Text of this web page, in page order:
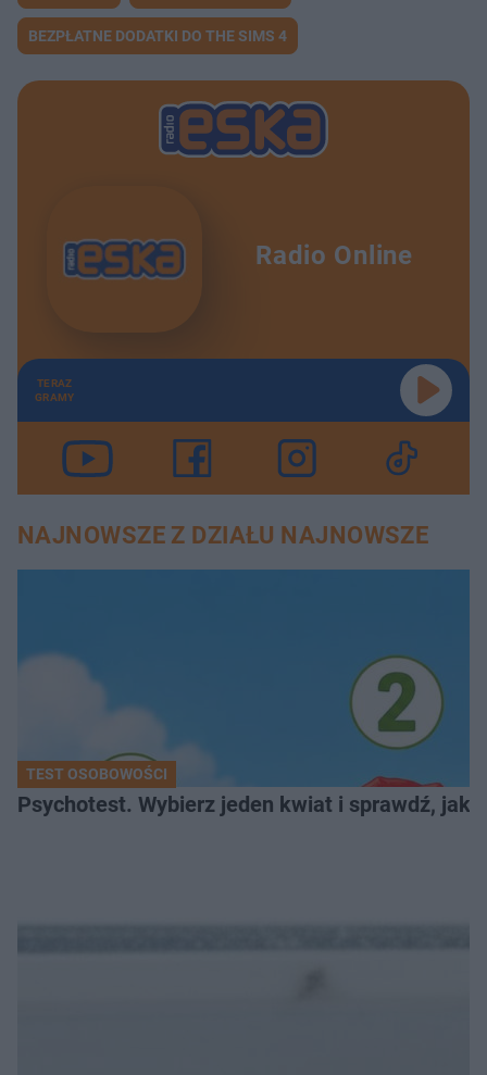
BEZPŁATNE DODATKI DO THE SIMS 4
Radio Online
TERAZ
GRAMY
NAJNOWSZE Z DZIAŁU NAJNOWSZE
TEST OSOBOWOŚCI
Psychotest. Wybierz jeden kwiat i sprawdź, jaki